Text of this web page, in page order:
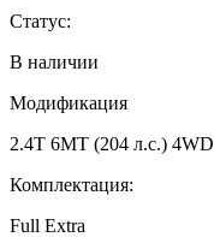
Статус:
В наличии
Модификация
2.4T 6MT (204 л.с.) 4WD
Комплектация:
Full Extra